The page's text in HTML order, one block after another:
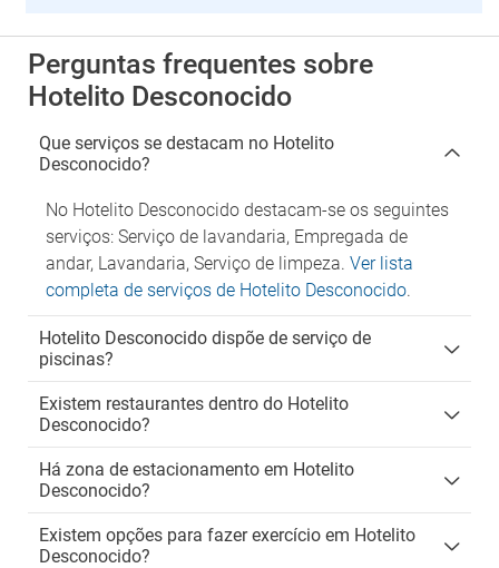
Perguntas frequentes sobre
Hotelito Desconocido
Que serviços se destacam no Hotelito
Desconocido?
No Hotelito Desconocido destacam-se os seguintes
serviços: Serviço de lavandaria, Empregada de
andar, Lavandaria, Serviço de limpeza. Ver lista
completa de serviços de Hotelito Desconocido.
Hotelito Desconocido dispõe de serviço de
piscinas?
Existem restaurantes dentro do Hotelito
Desconocido?
Há zona de estacionamento em Hotelito
Desconocido?
Existem opções para fazer exercício em Hotelito
Desconocido?